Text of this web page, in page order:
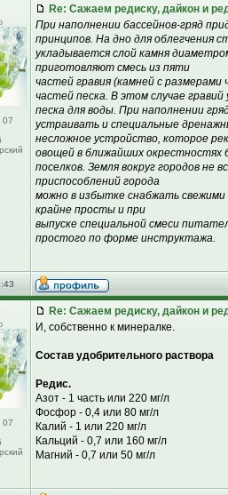
07
Re: Сажаем редиску, дайкон и
При наполнении бассейнов-гряд
принципов. На дно для облегчения
укладывается слой камня
приготовляют смесь из пяти
частей гравия (камней с размерами
частей песка. В этом случае
песка для воды. При наполнении
устраивать и специальные
несложное устройство, которое
овощей в ближайших окрестностях
поселков. Земля вокруг городов
приспособлений города
можно в избытке снабжать
крайне просты и при
выпуске специальной смеси
простого по форме инструктажа.
07
Re: Сажаем редиску, дайкон и
И, собственно к минералке.
Состав удобрительного раствора
Редис.
Азот - 1 часть или 220 мг/л
Фосфор - 0,4 или 80 мг/л
Калий - 1 или 220 мг/л
Кальций - 0,7 или 160 мг/л
Магний - 0,7 или 50 мг/л